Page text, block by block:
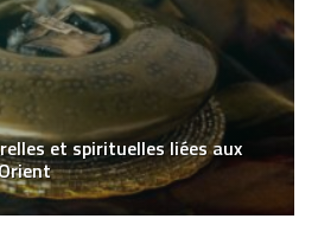
et spirituelles liées aux